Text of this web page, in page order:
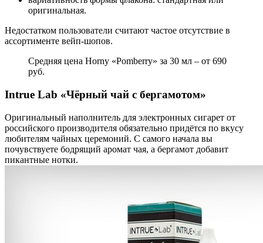
оригинальная.
Недостатком пользователи считают частое отсутствие в
ассортименте вейп-шопов.
Средняя цена Horny «Pomberry» за 30 мл – от 690
руб.
Intrue Lab «Чёрный чай с бергамотом»
Оригинальный наполнитель для электронных сигарет от
российского производителя обязательно придётся по вкусу
любителям чайных церемоний. С самого начала вы
почувствуете бодрящий аромат чая, а бергамот добавит
пикантные нотки.